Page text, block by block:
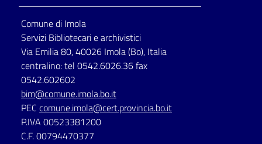
Comune di Imola
Servizi Bibliotecari e archivistici
Via Emilia 80, 40026 Imola (Bo), Italia
centralino: tel 0542.6026.36 fax
0542.602602
bim@comune.imola.bo.it
PEC comune.imola@cert.provincia.bo.it
P.IVA 00523381200
C.F. 00794470377